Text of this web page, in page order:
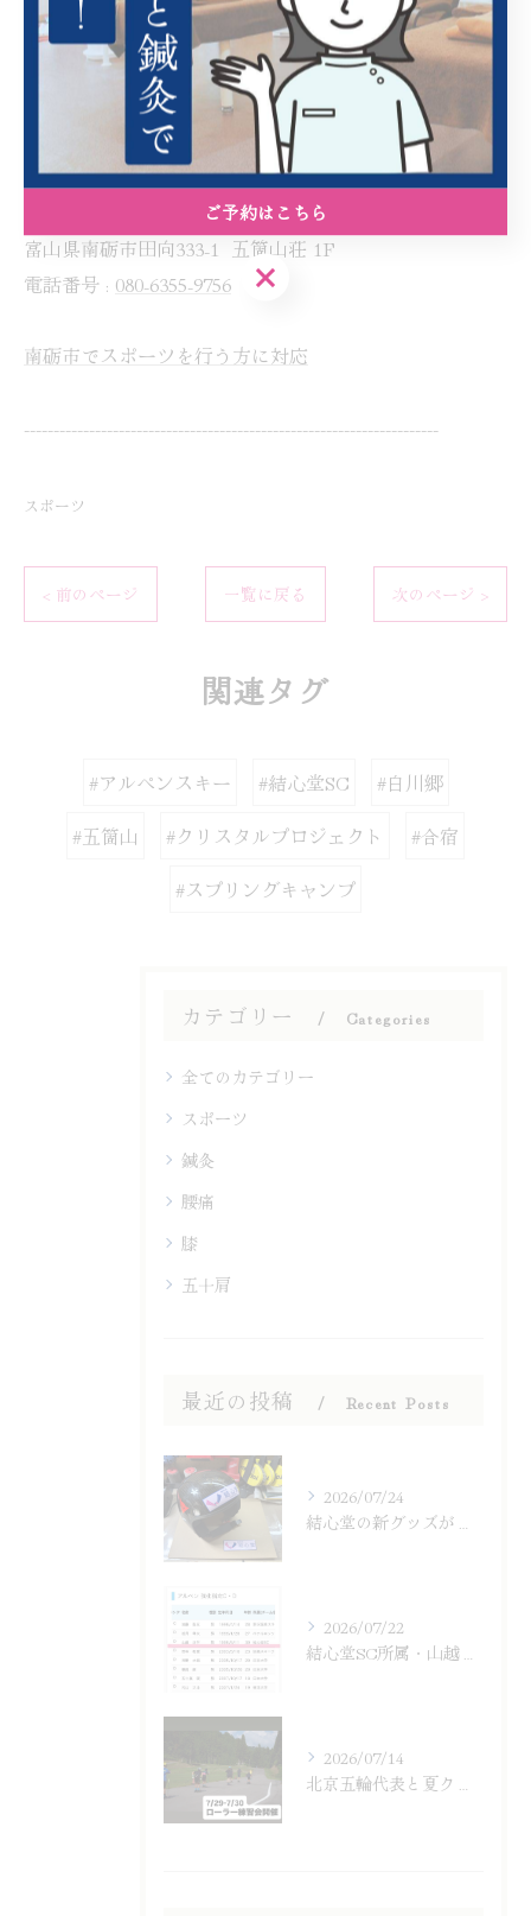
叶う叶わないは関係なく、
それを目指す過程で子供達の人生が豊かになれば良いな
と思っています。😊
----------------------------------------------------------------------
富山県南砺市田向333-1 五箇山荘 1F
電話番号 : 080-6355-9756
南砺市でスポーツを行う方に対応
----------------------------------------------------------------------
スポーツ
< 前のページ 一覧に戻る 次のページ >
関連タグ
#アルペンスキー #結心堂SC
#白川郷
#五箇山
#クリスタルプロジェクト
#合宿
#スプリングキャンプ
カテゴリー Categories
全てのカテゴリー
スポーツ
鍼灸
腰痛
膝
五十肩
最近の投稿 Recent Posts
2026/07/24
2026/07/22
2026/07/14
ご予約はこちら
ご予約はこちら